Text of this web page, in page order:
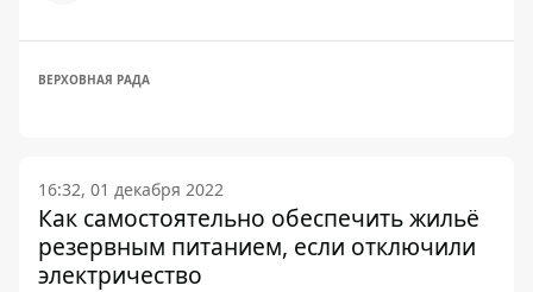
ВЕРХОВНАЯ РАДА
16:32, 01 декабря 2022
Как самостоятельно обеспечить жильё
резервным питанием, если отключили
электричество